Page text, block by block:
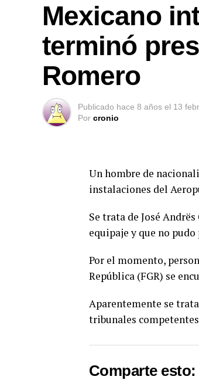
Mexicano
terminó
Romero
Publicado hace 8 años el 13
Por cronio
Un hombre de
instalaciones del
Se trata de José
equipaje y que no
Por el momento,
República (FGR) se
Aparentemente se
tribunales
Comparte esto: